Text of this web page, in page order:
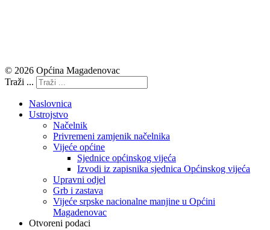
© 2026 Općina Magadenovac
Traži ...
Naslovnica
Ustrojstvo
Načelnik
Privremeni zamjenik načelnika
Vijeće općine
Sjednice općinskog vijeća
Izvodi iz zapisnika sjednica Općinskog vijeća
Upravni odjel
Grb i zastava
Vijeće srpske nacionalne manjine u Općini
Magadenovac
Otvoreni podaci